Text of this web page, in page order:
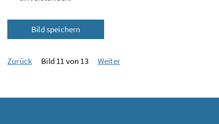
Bild speichern
Zurück Bild 11 von 13 Weiter